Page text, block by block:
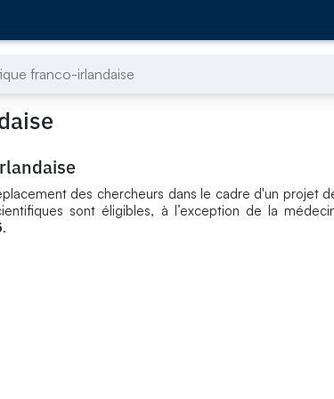
franco-irlandaise
des chercheurs dans le cadre d'un projet
sont éligibles, à l’exception de la
.